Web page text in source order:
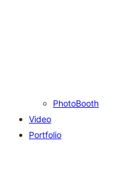
PhotoBooth
Video
Portfolio